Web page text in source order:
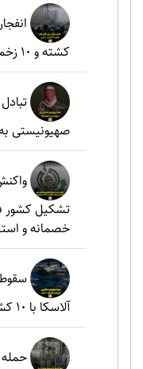
کشته و ۱۰ زخمی
صهیونیستی
تشکیل کشور
خصمانه و
آلاسکا با ۱۰ کشته